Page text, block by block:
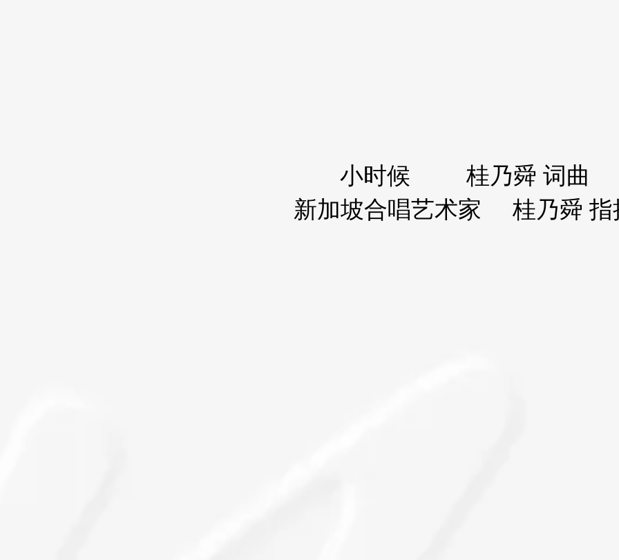
小时候 桂乃舜 词曲
新加坡合唱艺术家 桂乃舜 指